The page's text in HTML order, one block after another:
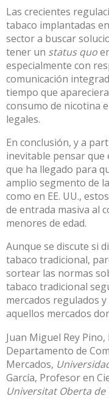
Las crecientes
tabaco implantadas
sector a buscar
tener un status quo
especialmente con
comunicación
tiempo que
consumo de nicotina
legales.
En conclusión, y a
inevitable pensar
que ha llegado para
amplio segmento de
como en EE. UU.,
de entrada masiva al
menores de edad.
Aunque se discute si
tabaco tradicional,
sortear las normas
tabaco tradicional
mercados regulados
aquellos mercados
Juan Miguel Rey Pino,
Departamento de
Mercados,
García, Profesor en
Universitat Oberta de